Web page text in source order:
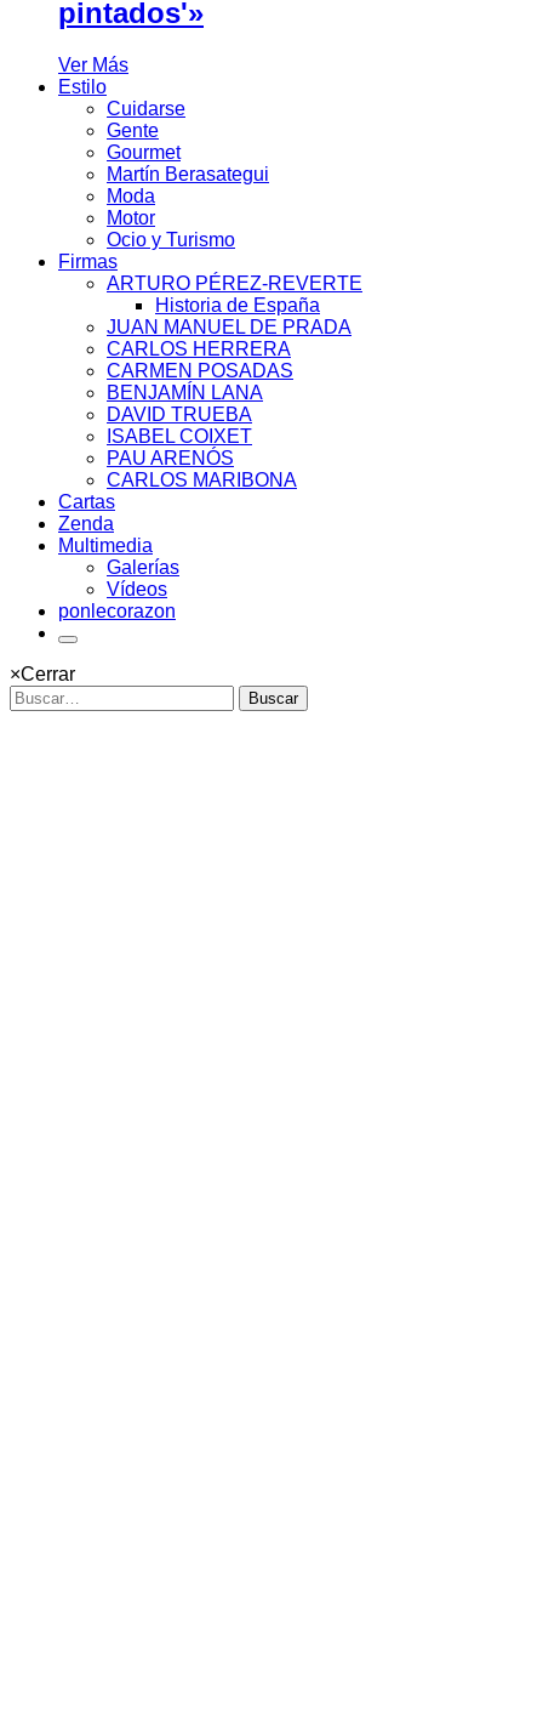
pintados'»
Ver Más
Estilo
Cuidarse
Gente
Gourmet
Martín Berasategui
Moda
Motor
Ocio y Turismo
Firmas
ARTURO PÉREZ-REVERTE
Historia de España
JUAN MANUEL DE PRADA
CARLOS HERRERA
CARMEN POSADAS
BENJAMÍN LANA
DAVID TRUEBA
ISABEL COIXET
PAU ARENÓS
CARLOS MARIBONA
Cartas
Zenda
Multimedia
Galerías
Vídeos
ponlecorazon
×Cerrar
Buscar